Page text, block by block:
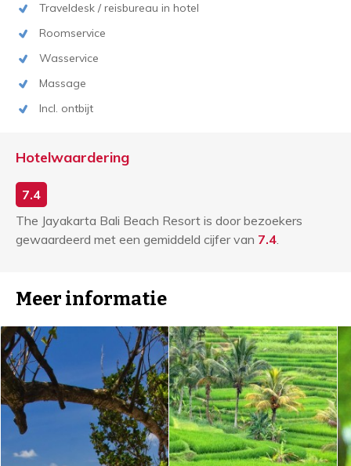
Traveldesk / reisbureau in hotel
Roomservice
Wasservice
Massage
Incl. ontbijt
Hotelwaardering
7.4
The Jayakarta Bali Beach Resort is door bezoekers
gewaardeerd met een gemiddeld cijfer van 7.4.
Meer informatie